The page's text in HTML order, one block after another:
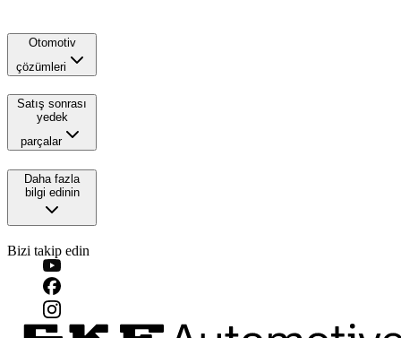
Otomotiv
çözümleri
Satış sonrası
yedek
parçalar
Daha fazla
bilgi edinin
Bizi takip edin